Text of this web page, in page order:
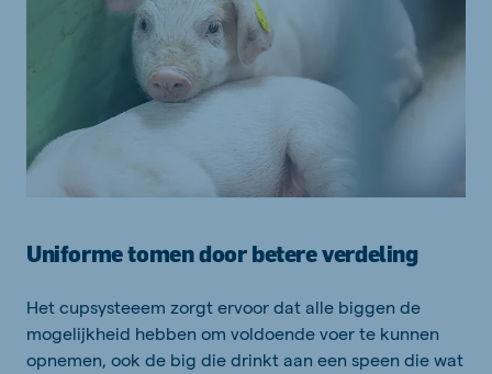
Uniforme tomen door betere verdeling
Het cupsysteeem zorgt ervoor dat alle biggen de
mogelijkheid hebben om voldoende voer te kunnen
opnemen, ook de big die drinkt aan een speen die wat